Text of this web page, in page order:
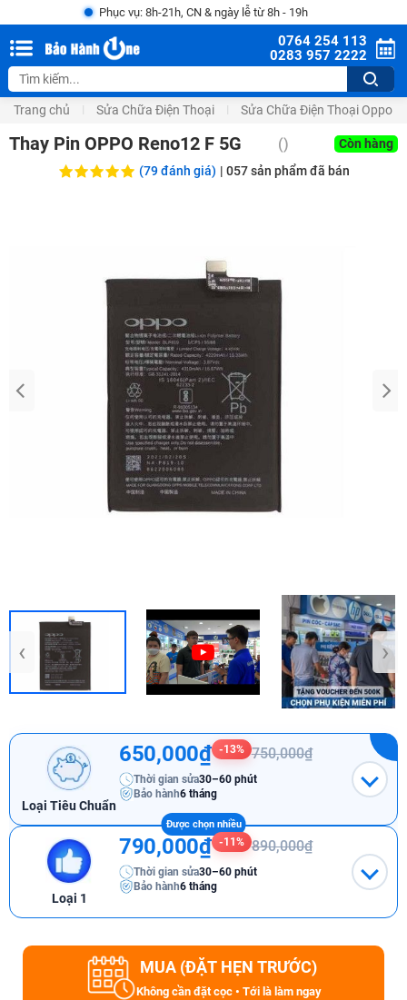
Phục vụ: 8h-21h, CN & ngày lễ từ 8h - 19h
0764 254 113
0283 957 2222
Trang chủ Sửa Chữa Điện Thoại Sửa Chữa Điện Thoại Oppo
Thay Pin OPPO Reno12 F 5G ()
Còn hàng
(79 đánh giá) | 057sản phẩm đã bán
‹ ›
Loại Tiêu Chuẩn
650,000₫ -13% 750,000₫
Thời gian sửa30–60 phút
Bảo hành6 tháng
Loại 1
790,000₫ -11% 890,000₫
Thời gian sửa30–60 phút
Bảo hành6 tháng
MUA (ĐẶT HẸN TRƯỚC)
Không cần đặt cọc • Tới là làm ngay